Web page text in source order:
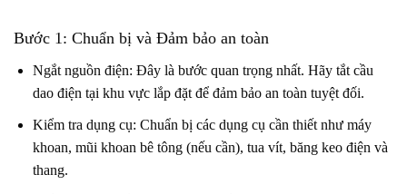
Bước 1: Chuẩn bị và Đảm bảo an toàn
Ngắt nguồn điện: Đây là bước quan trọng nhất. Hãy tắt cầu
dao điện tại khu vực lắp đặt để đảm bảo an toàn tuyệt đối.
Kiểm tra dụng cụ: Chuẩn bị các dụng cụ cần thiết như máy
khoan, mũi khoan bê tông (nếu cần), tua vít, băng keo điện và
thang.